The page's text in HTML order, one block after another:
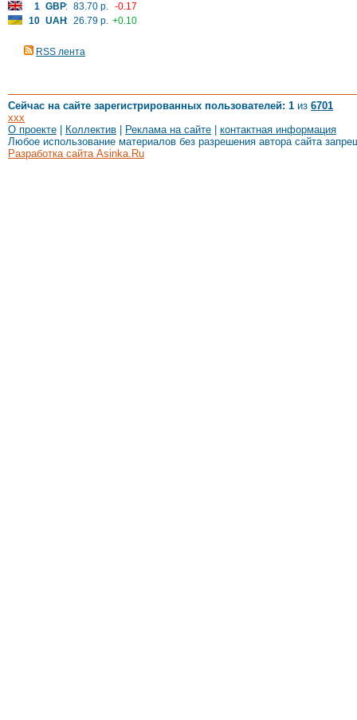
1 GBP: 83.70 р. -0.17
10 UAH: 26.79 р. +0.10
RSS лента
Сейчас на сайте зарегистрированных пользователей: 1 из 6701
xxx
О проекте
Коллектив Реклама на сайте
контактная информация
Любое использование материалов без разрешения автора сайта
Разработка сайта Asinka.Ru